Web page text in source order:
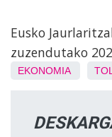
Eusko
zuzendutako
EKONOMIA